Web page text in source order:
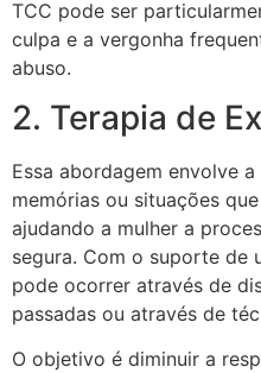
TCC pode ser
culpa e a vergonha
abuso.
2. Terapia de
Essa abordagem envolve
memórias ou situações
ajudando a mulher a
segura. Com o suporte de
pode ocorrer através de
passadas ou através de
O objetivo é diminuir a